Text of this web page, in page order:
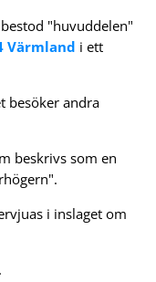
"huvuddelen"
Värmland i ett
besöker andra
beskrivs som en
i inslaget om